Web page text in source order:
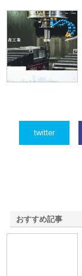
twitter
おすすめ記事